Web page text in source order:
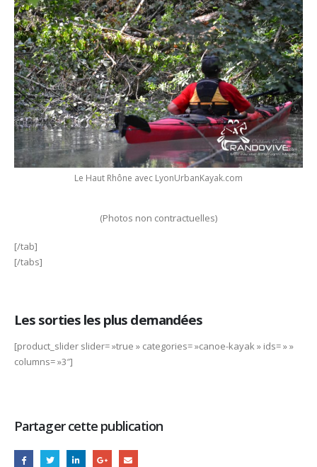
Le Haut Rhône avec LyonUrbanKayak.com
(Photos non contractuelles)
[/tab]
[/tabs]
Les sorties les plus demandées
[product_slider slider= »true » categories= »canoe-kayak » ids= » »
columns= »3″]
Partager cette publication